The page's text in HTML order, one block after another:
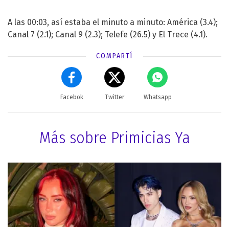
A las 00:03, así estaba el minuto a minuto: América (3.4);
Canal 7 (2.1); Canal 9 (2.3); Telefe (26.5) y El Trece (4.1).
COMPARTÍ
Facebok Twitter Whatsapp
Más sobre Primicias Ya